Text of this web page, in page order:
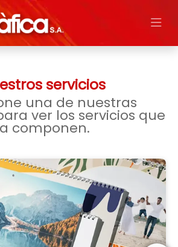
servicios
una de nuestras
ver los servicios que
componen.